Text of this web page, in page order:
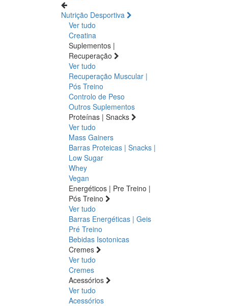
Nutrição Desportiva
Ver tudo
Creatina
Suplementos |
Recuperação
Ver tudo
Recuperação Muscular |
Pós Treino
Controlo de Peso
Outros Suplementos
Proteínas | Snacks
Ver tudo
Mass Gainers
Barras Proteicas | Snacks |
Low Sugar
Whey
Vegan
Energéticos | Pre Treino |
Pós Treino
Ver tudo
Barras Energéticas | Geis
Pré Treino
Bebidas Isotonicas
Cremes
Ver tudo
Cremes
Acessórios
Ver tudo
Acessórios